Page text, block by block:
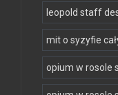
leopold staff
mit o syzyfie
opium w rosole